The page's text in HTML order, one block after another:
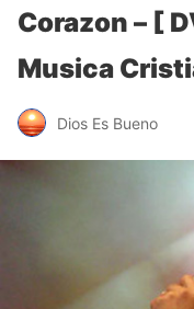
Corazon – [
Musica
Dios Es Bueno